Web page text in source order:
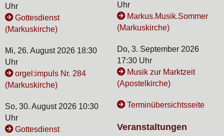
Uhr
Gottesdienst
(Markuskirche)
Mi, 26. August 2026 18:30
Uhr
orgel:impuls Nr. 284
(Markuskirche)
So, 30. August 2026 10:30
Uhr
Gottesdienst
Uhr
Markus.Musik.Sommer
(Markuskirche)
Do, 3. September 2026
17:30 Uhr
Musik zur Marktzeit
(Apostelkirche)
Terminübersichtsseite
Veranstaltungen